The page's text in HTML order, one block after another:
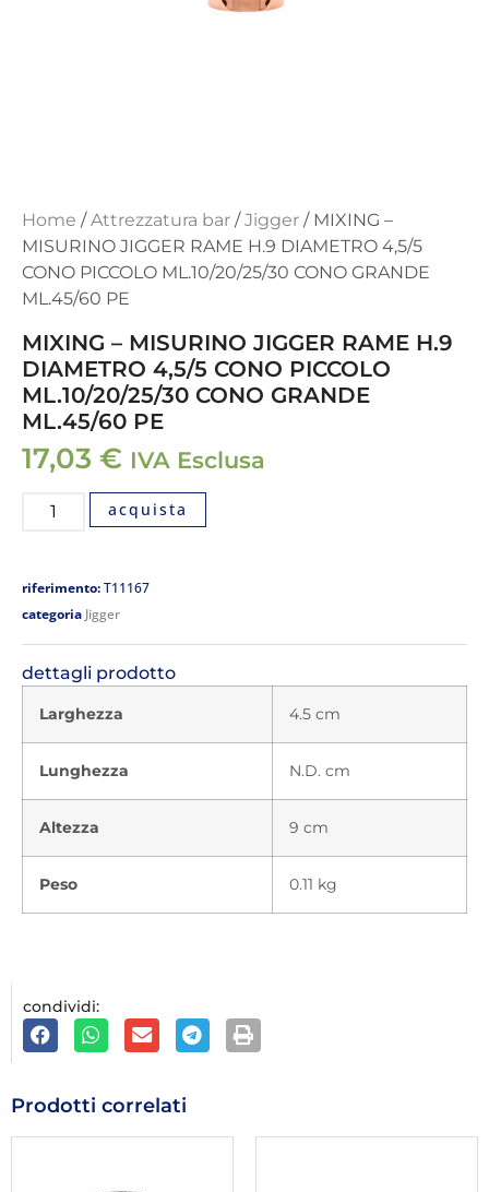
Home /Attrezzatura bar /Jigger / MIXING –
MISURINO JIGGER RAME H.9 DIAMETRO 4,5/5
CONO PICCOLO ML.10/20/25/30 CONO GRANDE
ML.45/60 PE
MIXING – MISURINO JIGGER RAME H.9
DIAMETRO 4,5/5 CONO PICCOLO
ML.10/20/25/30 CONO GRANDE
ML.45/60 PE
17,03 € IVA Esclusa
acquista
riferimento:T11167
categoria Jigger
dettagli prodotto
Larghezza 4.5 cm
Lunghezza N.D. cm
Altezza 9 cm
Peso 0.11 kg
condividi:
Prodotti correlati